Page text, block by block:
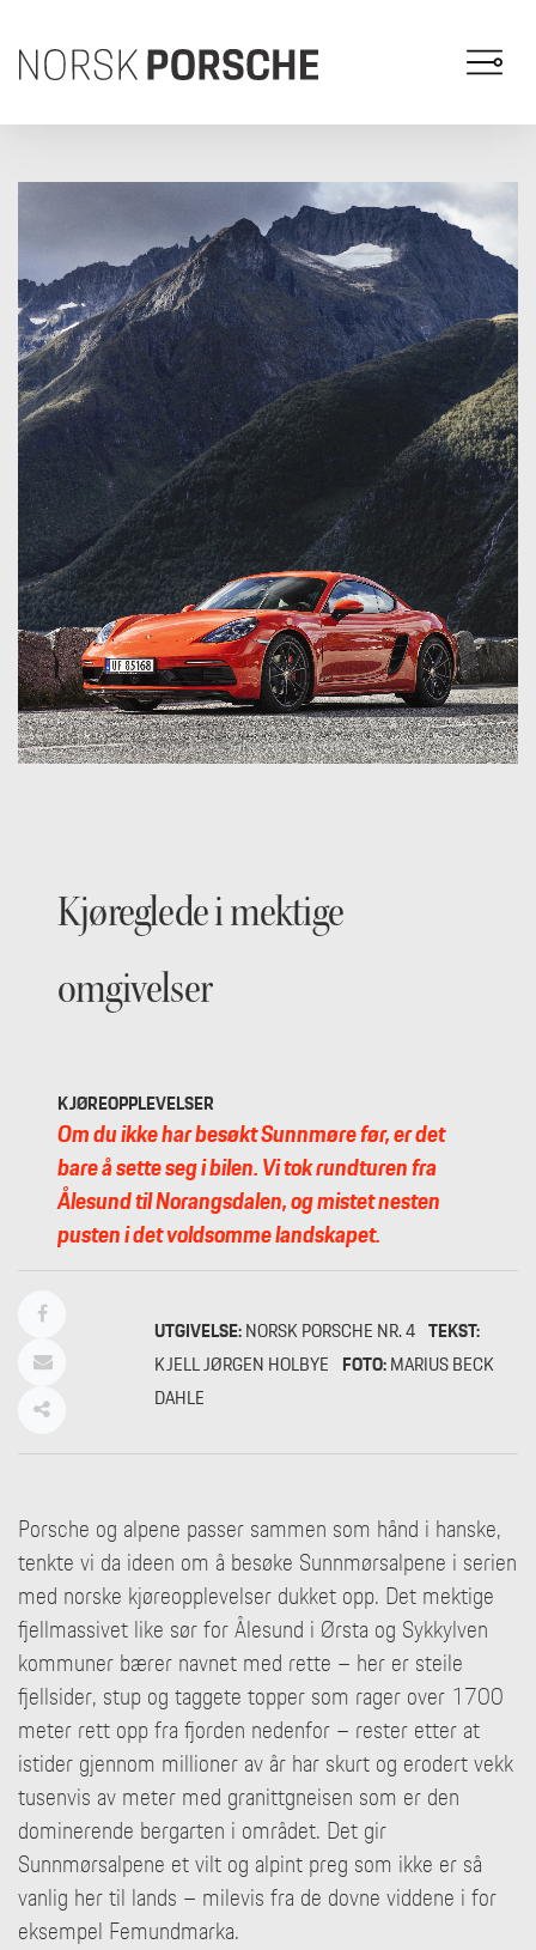
Kjøreglede i mektige
omgivelser
KJØREOPPLEVELSER
Om du ikke har besøkt Sunnmøre før, er det
bare å sette seg i bilen. Vi tok rundturen fra
Ålesund til Norangsdalen, og mistet nesten
pusten i det voldsomme landskapet.
UTGIVELSE:NORSK PORSCHE NR. 4 TEKST:
KJELL JØRGEN HOLBYE FOTO:MARIUS BECK
DAHLE
Porsche og alpene passer sammen som hånd i hanske,
tenkte vi da ideen om å besøke Sunnmørsalpene i serien
med norske kjøreopplevelser dukket opp. Det mektige
fjellmassivet like sør for Ålesund i Ørsta og Sykkylven
kommuner bærer navnet med rette – her er steile
fjellsider, stup og taggete topper som rager over 1700
meter rett opp fra fjorden nedenfor – rester etter at
istider gjennom millioner av år har skurt og erodert vekk
tusenvis av meter med granittgneisen som er den
dominerende bergarten i området. Det gir
Sunnmørsalpene et vilt og alpint preg som ikke er så
vanlig her til lands – milevis fra de dovne viddene i for
eksempel Femundmarka.